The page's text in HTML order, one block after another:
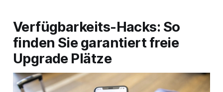
Verfügbarkeits-Hacks: So
finden Sie garantiert freie
Upgrade Plätze